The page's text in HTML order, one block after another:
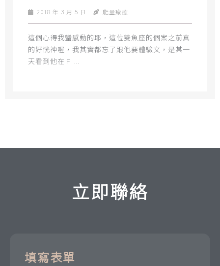
2018 年 3 月 5 日 能量療癒
這個心得我蠻感動的耶，這位雙魚座的個案之前真
的好恍神喔，我其實都忘了跟他要體驗文，是某一
天看到他在Ｆ ...
立即聯絡
填寫表單